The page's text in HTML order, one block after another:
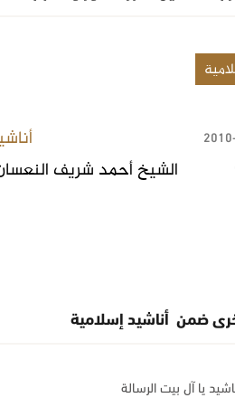
الشيخ أحمد شريف
ضمن أناشيد إسلامية
يا آل بيت الرسالة